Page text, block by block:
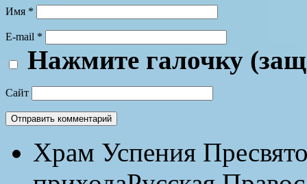
Имя *
E-mail *
Нажмите галочку
Сайт
Храм Успения